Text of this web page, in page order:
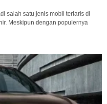
salah satu jenis mobil terlaris di
Meskipun dengan populernya